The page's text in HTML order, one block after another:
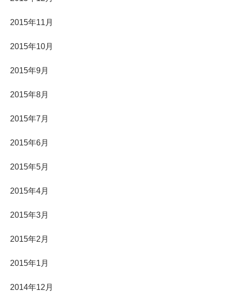
2015年11月
2015年10月
2015年9月
2015年8月
2015年7月
2015年6月
2015年5月
2015年4月
2015年3月
2015年2月
2015年1月
2014年12月